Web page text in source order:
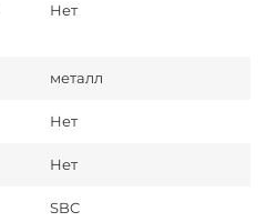
Нет
металл
Нет
Нет
SBC